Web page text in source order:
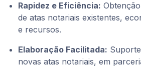
Rapidez e Eficiência:
de atas notariais existentes,
e recursos.
Elaboração Facilitada:
novas atas notariais, em